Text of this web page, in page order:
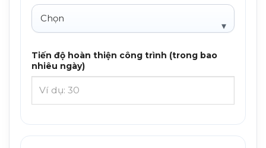
Tiến độ hoàn thiện công trình (trong bao
nhiêu ngày)